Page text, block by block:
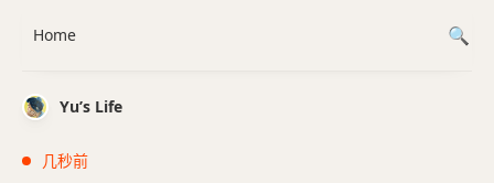
Yu’s Life
几秒前
Home